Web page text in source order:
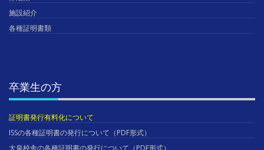
施設紹介
各種証明書類
卒業生の方
証明書発行有料化について
ISSの各種証明書の発行について（PDF形式）